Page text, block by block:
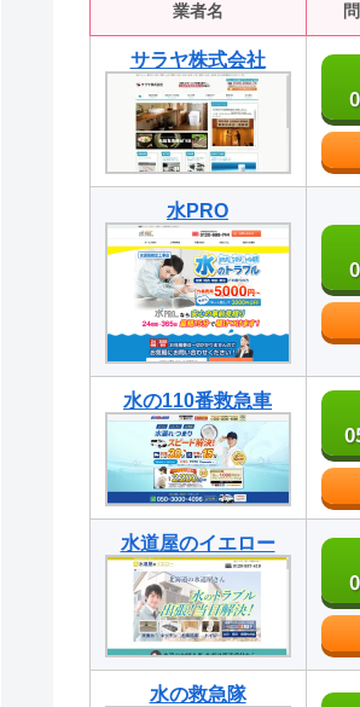
業者名
サラヤ株式会社
水PRO
水の110番救急車
水道屋のイエロー
水の救急隊